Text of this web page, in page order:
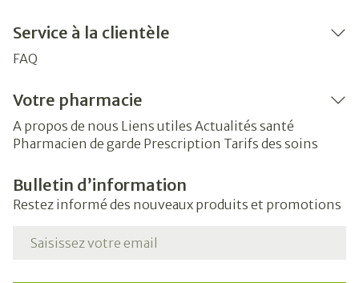
Service à la clientèle
FAQ
Votre pharmacie
A propos de nous Liens utiles Actualités santé
Pharmacien de garde Prescription Tarifs des soins
Bulletin d’information
Restez informé des nouveaux produits et promotions
Adresse mail